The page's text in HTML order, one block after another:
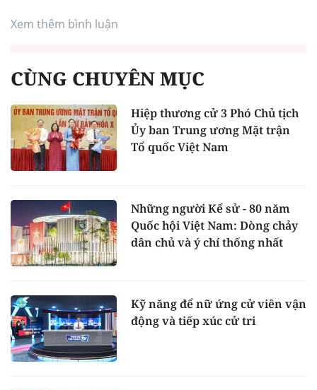
Xem thêm bình luận
CÙNG CHUYÊN MỤC
Hiệp thương cử 3 Phó Chủ tịch
Ủy ban Trung ương Mặt trận
Tổ quốc Việt Nam
Những người Kể sử - 80 năm
Quốc hội Việt Nam: Dòng chảy
dân chủ và ý chí thống nhất
Kỹ năng để nữ ứng cử viên vận
động và tiếp xúc cử tri